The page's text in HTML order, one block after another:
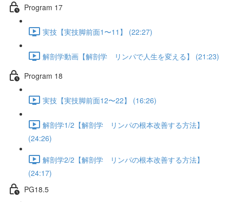
Program 17
実技【実技脚前面1〜11】 (22:27)
解剖学動画【解剖学 リンパで人生を変える】 (21:23)
Program 18
実技【実技脚前面12〜22】 (16:26)
解剖学1/2【解剖学 リンパの根本改善する方法】
(24:26)
解剖学2/2【解剖学 リンパの根本改善する方法】
(24:17)
PG18.5